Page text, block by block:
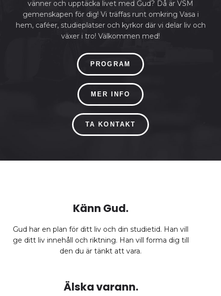
vänner och upptäcka livet med Gud? Då är VSM
gemenskapen för dig! Vi träffas runt omkring Vasa i
hem, caféer, studieplatser och kyrkor där vi delar liv och
växer i tro! Välkommen med!
PROGRAM
MER INFO
TA KONTAKT
Känn Gud.
Gud har en plan för ditt liv och din studietid. Han vill
ge ditt liv innehåll och riktning. Han vill forma dig till
den du är tänkt att vara.
Älska varann.